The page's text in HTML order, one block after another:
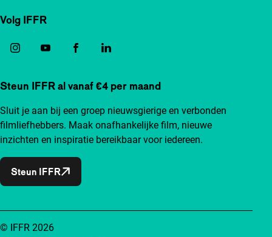
Volg IFFR
Steun IFFR al vanaf €4 per maand
Sluit je aan bij een groep nieuwsgierige en verbonden
filmliefhebbers. Maak onafhankelijke film, nieuwe
inzichten en inspiratie bereikbaar voor iedereen.
Steun IFFR
© IFFR 2026